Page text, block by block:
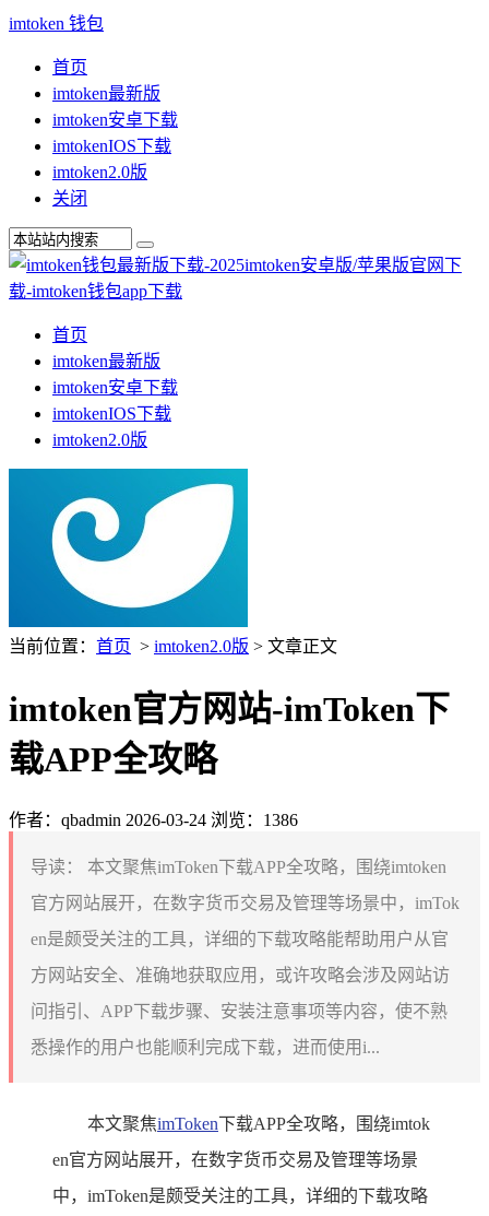
imtoken 钱包
首页
imtoken最新版
imtoken安卓下载
imtokenIOS下载
imtoken2.0版
关闭
首页
imtoken最新版
imtoken安卓下载
imtokenIOS下载
imtoken2.0版
当前位置： 首页 > imtoken2.0版 > 文章正文
imtoken官方网站-imToken下
载APP全攻略
作者：qbadmin 2026-03-24 浏览：1386
导读：
本文聚焦imToken下载APP全攻略，围绕imtoken
官方网站展开，在数字货币交易及管理等场景中，imTok
en是颇受关注的工具，详细的下载攻略能帮助用户从官
方网站安全、准确地获取应用，或许攻略会涉及网站访
问指引、APP下载步骤、安装注意事项等内容，使不熟
悉操作的用户也能顺利完成下载，进而使用i...
本文聚焦imToken下载APP全攻略，围绕imtok
en官方网站展开，在数字货币交易及管理等场景
中，imToken是颇受关注的工具，详细的下载攻略